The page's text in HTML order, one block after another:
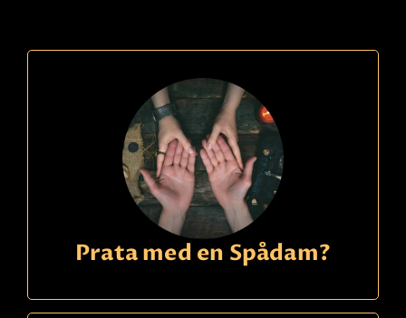
Prata med en Spådam?